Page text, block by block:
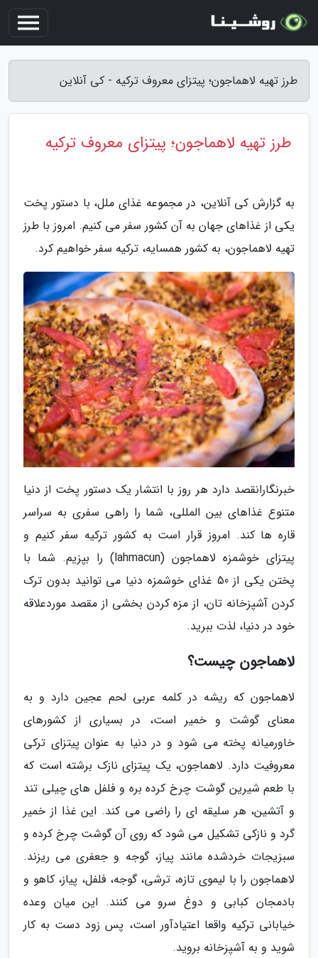
طرز تهیه لاهماجون؛ پیتزای معروف ترکیه - کی آنلاین
طرز تهیه لاهماجون؛ پیتزای معروف ترکیه
به گزارش کی آنلاین، در مجموعه غذای ملل، با دستور پخت
یکی از غذاهای جهان به آن کشور سفر می کنیم. امروز با طرز
تهیه لاهماجون، به کشور همسایه، ترکیه سفر خواهیم کرد.
خبرنگارانقصد دارد هر روز با انتشار یک دستور پخت از دنیا
متنوع غذاهای بین المللی، شما را راهی سفری به سراسر
قاره ها کند. امروز قرار است به کشور ترکیه سفر کنیم و
پیتزای خوشمزه لاهماجون (lahmacun) را بپزیم. شما با
پختن یکی از 50 غذای خوشمزه دنیا می توانید بدون ترک
کردن آشپزخانه تان، از مزه کردن بخشی از مقصد موردعلاقه
خود در دنیا، لذت ببرید.
لاهماجون چیست؟
لاهماجون که ریشه در کلمه عربی لحم عجین دارد و به
معنای گوشت و خمیر است، در بسیاری از کشورهای
خاورمیانه پخته می شود و در دنیا به عنوان پیتزای ترکی
معروفیت دارد. لاهماجون، یک پیتزای نازک برشته است که
با طعم شیرین گوشت چرخ کرده بره و فلفل های چیلی تند
و آتشین، هر سلیقه ای را راضی می کند. این غذا از خمیر
گرد و نازکی تشکیل می شود که روی آن گوشت چرخ کرده و
سبزیجات خردشده مانند پیاز، گوجه و جعفری می ریزند.
لاهماجون را با لیموی تازه، ترشی، گوجه، فلفل، پیاز، کاهو و
بادمجان کبابی و دوغ سرو می کنند. این میان وعده
خیابانی ترکیه واقعا اعتیادآور است، پس زود دست به کار
شوید و به آشپزخانه بروید.